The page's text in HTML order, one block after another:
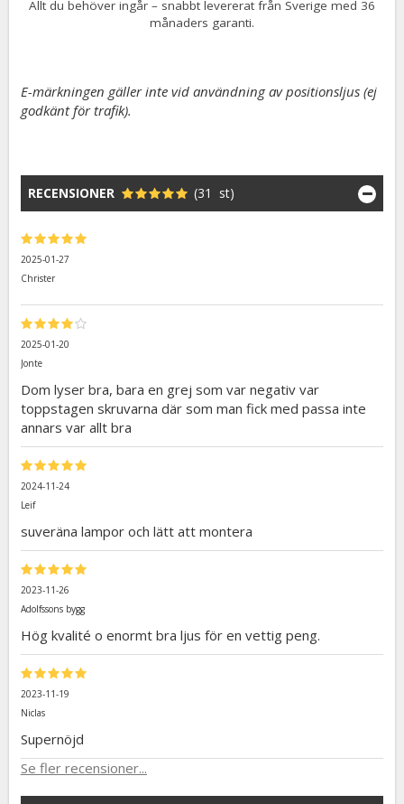
Allt du behöver ingår – snabbt levererat från Sverige med 36
månaders garanti.
E-märkningen gäller inte vid användning av positionsljus (ej
godkänt för trafik).
RECENSIONER (31 st)
2025-01-27
Christer
2025-01-20
Jonte
Dom lyser bra, bara en grej som var negativ var
toppstagen skruvarna där som man fick med passa inte
annars var allt bra
2024-11-24
Leif
suveräna lampor och lätt att montera
2023-11-26
Adolfssons bygg
Hög kvalité o enormt bra ljus för en vettig peng.
2023-11-19
Niclas
Supernöjd
Se fler recensioner...